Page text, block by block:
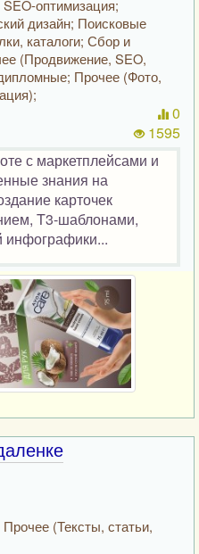
SEO-оптимизация;
дизайн; Поисковые
каталоги; Сбор и
(Продвижение, SEO,
Прочее (Фото,
0
1595
с маркетплейсами и
знания на
карточек
T3-шаблонами,
инфографики...
Прочее (Тексты, статьи,